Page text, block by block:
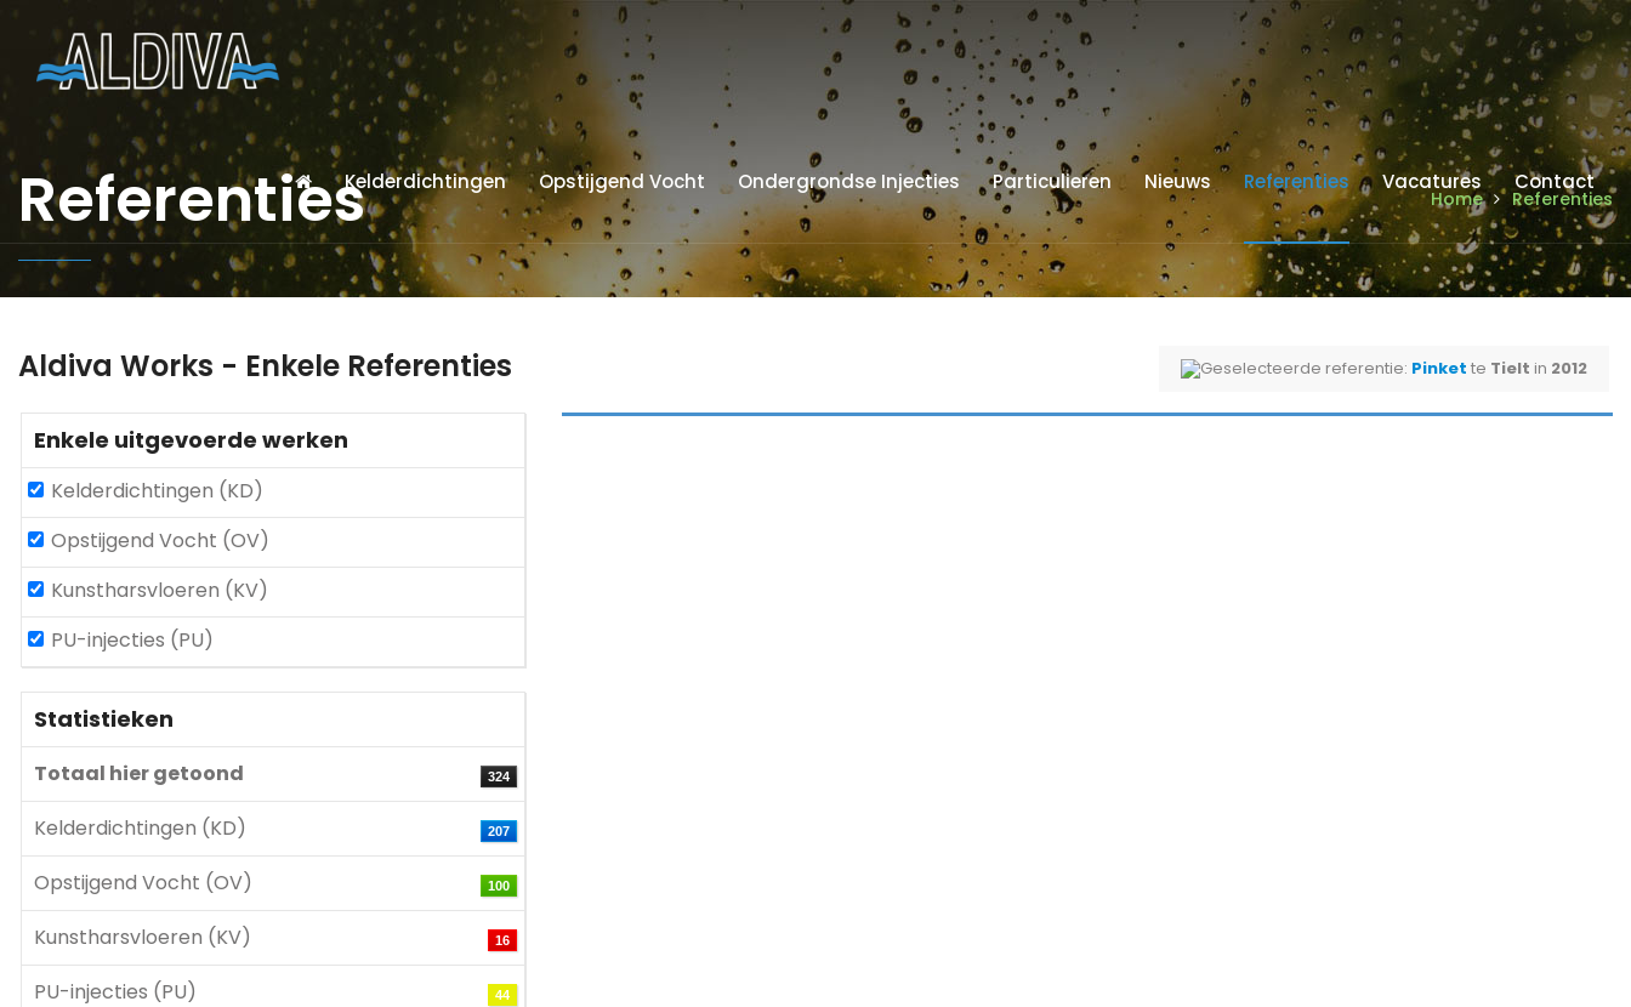
Kelderdichtingen Opstijgend Vocht Ondergrondse Injecties Particulieren Nieuws Referenties Vacatures Contact
Referenties Home Referenties
Aldiva Works - Enkele Referenties Geselecteerde referentie: Pinket te Tielt in 2012
Enkele uitgevoerde werken
Kelderdichtingen (KD)
Opstijgend Vocht (OV)
Kunstharsvloeren (KV)
PU-injecties (PU)
Statistieken
Totaal hier getoond 324
Kelderdichtingen (KD) 207
Opstijgend Vocht (OV) 100
Kunstharsvloeren (KV) 16
PU-injecties (PU) 44